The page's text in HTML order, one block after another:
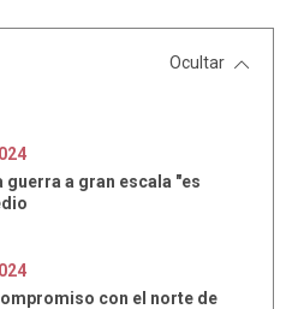
Ocultar
guerra a gran escala "es
con el norte de